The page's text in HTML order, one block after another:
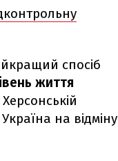
спосіб
життя
на відміну